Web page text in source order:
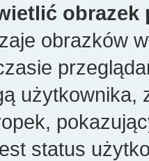
obrazków
użytkownika,
status